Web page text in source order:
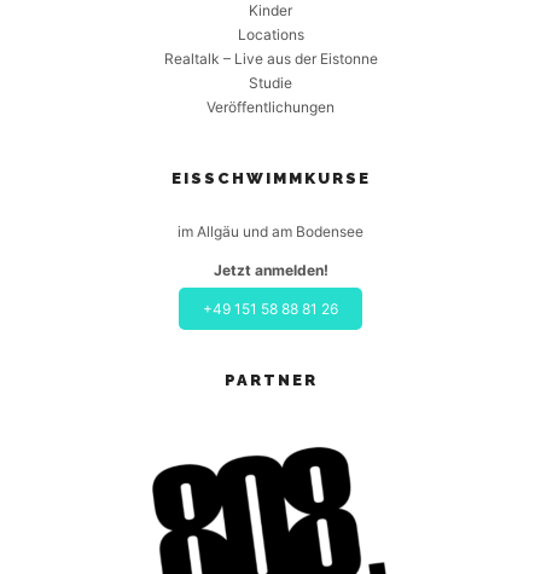
Kinder
Locations
Realtalk – Live aus der Eistonne
Studie
Veröffentlichungen
EISSCHWIMMKURSE
im Allgäu und am Bodensee
Jetzt anmelden!
+49 151 58 88 81 26
PARTNER